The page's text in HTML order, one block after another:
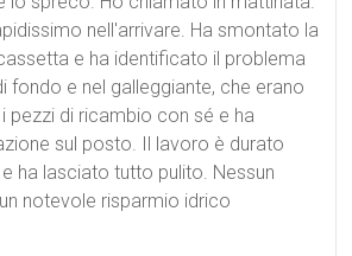
nell'arrivare. Ha smontato la
e ha identificato il problema
fondo e nel galleggiante, che erano
pezzi di ricambio con sé e ha
sul posto. Il lavoro è durato
ha lasciato tutto pulito. Nessun
notevole risparmio idrico